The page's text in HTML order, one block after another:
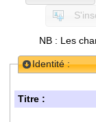
NB : Les
Identité :
Titre :